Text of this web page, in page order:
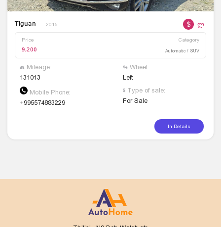
Tiguan 2015 $ ლ
Price Category
9,200 Automatic / SUV
Mileage:
131013
Wheel:
Left
Mobile Phone:
+995574883229
Type of sale:
For Sale
In Details